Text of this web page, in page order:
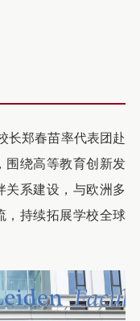
长郑春苗率代表团赴
围绕高等教育创新发
关系建设，与欧洲多
，持续拓展学校全球